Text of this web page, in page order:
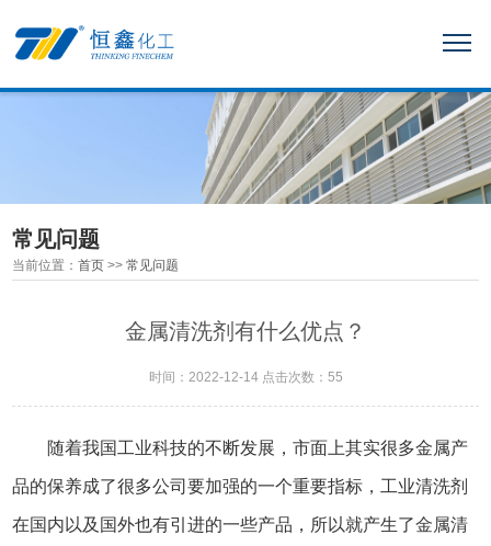
常见问题
当前位置：首页 >>常见问题
金属清洗剂有什么优点？
时间：2022-12-14 点击次数：55
随着我国工业科技的不断发展，市面上其实很多金属产
品的保养成了很多公司要加强的一个重要指标，工业清洗剂
在国内以及国外也有引进的一些产品，所以就产生了金属清